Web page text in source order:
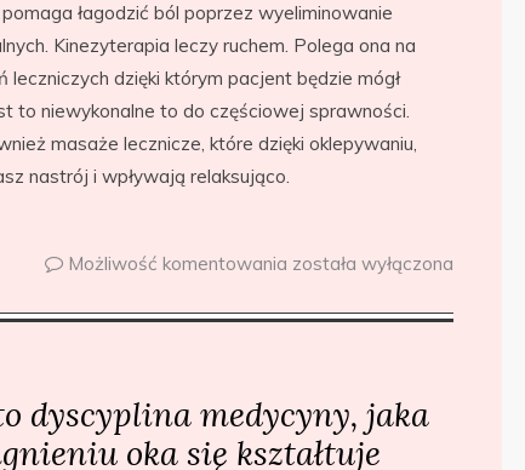
łagodzić ból poprzez wyeliminowanie
Kinezyterapia leczy ruchem. Polega ona na
dzięki którym pacjent będzie mógł
to niewykonalne to do częściowej sprawności.
masaże lecznicze, które dzięki oklepywaniu,
nastrój i wpływają relaksująco.
Możliwość komentowania została wyłączona
dyscyplina medycyny, jaka
oka się kształtuje